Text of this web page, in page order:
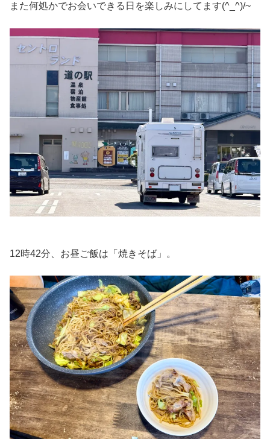
また何処かでお会いできる日を楽しみにしてます(^_^)/~
12時42分、お昼ご飯は「焼きそば」。